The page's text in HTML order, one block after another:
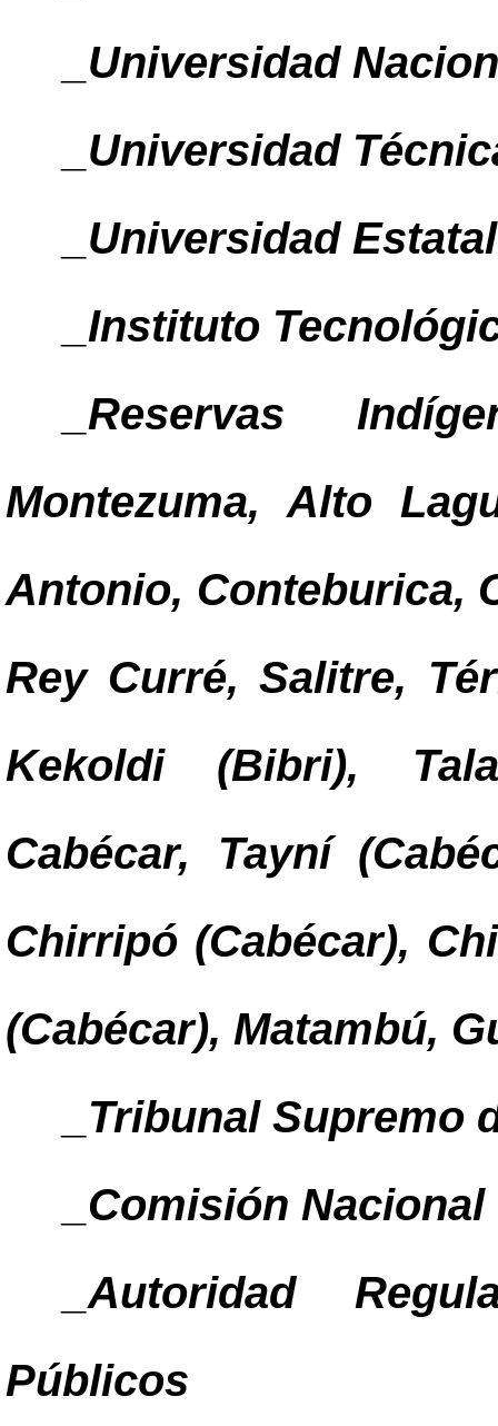
_Universidad
_Universidad
_Universidad
_Instituto
_Reservas
Montezuma, Alto
Antonio, Conteburica,
Rey Curré, Salitre,
Kekoldi (Bibri),
Cabécar, Tayní
Chirripó (Cabécar),
(Cabécar), Matambú,
_Tribunal Supremo
_Comisión
_Autoridad
Públicos